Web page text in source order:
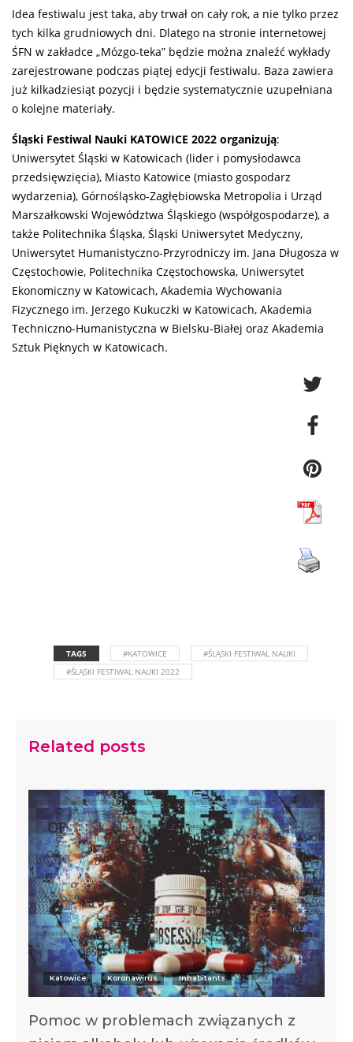
Idea festiwalu jest taka, aby trwał on cały rok, a nie tylko przez
tych kilka grudniowych dni. Dlatego na stronie internetowej
ŚFN w zakładce „Mózgo-teka” będzie można znaleźć wykłady
zarejestrowane podczas piątej edycji festiwalu. Baza zawiera
już kilkadziesiąt pozycji i będzie systematycznie uzupełniana
o kolejne materiały.
Śląski Festiwal Nauki KATOWICE 2022 organizują:
Uniwersytet Śląski w Katowicach (lider i pomysłodawca
przedsięwzięcia), Miasto Katowice (miasto gospodarz
wydarzenia), Górnośląsko-Zagłębiowska Metropolia i Urząd
Marszałkowski Województwa Śląskiego (współgospodarze), a
także Politechnika Śląska, Śląski Uniwersytet Medyczny,
Uniwersytet Humanistyczno-Przyrodniczy im. Jana Długosza w
Częstochowie, Politechnika Częstochowska, Uniwersytet
Ekonomiczny w Katowicach, Akademia Wychowania
Fizycznego im. Jerzego Kukuczki w Katowicach, Akademia
Techniczno-Humanistyczna w Bielsku-Białej oraz Akademia
Sztuk Pięknych w Katowicach.
TAGS #KATOWICE
#ŚLĄSKI FESTIWAL NAUKI
#ŚLĄSKI FESTIWAL NAUKI 2022
Related posts
Katowice Koronawirus Inhabitants
Pomoc w problemach związanych z